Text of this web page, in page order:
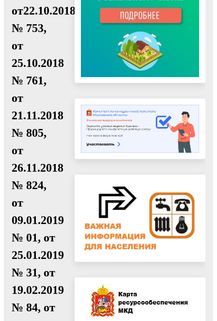
от22.10.2018
№ 753,
от
25.10.2018
№ 761,
от
21.11.2018
№ 805,
от
26.11.2018
№ 824,
от
09.01.2019
№ 01, от
25.01.2019
№ 31, от
19.02.2019
№ 84, от